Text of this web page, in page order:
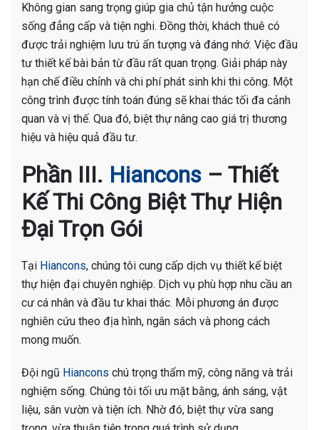
Không gian sang trọng giúp gia chủ tận hưởng cuộc
sống đẳng cấp và tiện nghi. Đồng thời, khách thuê có
được trải nghiệm lưu trú ấn tượng và đáng nhớ. Việc đầu
tư thiết kế bài bản từ đầu rất quan trọng. Giải pháp này
hạn chế điều chỉnh và chi phí phát sinh khi thi công. Một
công trình được tính toán đúng sẽ khai thác tối đa cảnh
quan và vị thế. Qua đó, biệt thự nâng cao giá trị thương
hiệu và hiệu quả đầu tư.
Phần III. Hiancons – Thiết
Kế Thi Công Biệt Thự Hiện
Đại Trọn Gói
Tại Hiancons, chúng tôi cung cấp dịch vụ thiết kế biệt
thự hiện đại chuyên nghiệp. Dịch vụ phù hợp nhu cầu an
cư cá nhân và đầu tư khai thác. Mỗi phương án được
nghiên cứu theo địa hình, ngân sách và phong cách
mong muốn.
Đội ngũ Hiancons chú trọng thẩm mỹ, công năng và trải
nghiệm sống. Chúng tôi tối ưu mặt bằng, ánh sáng, vật
liệu, sân vườn và tiện ích. Nhờ đó, biệt thự vừa sang